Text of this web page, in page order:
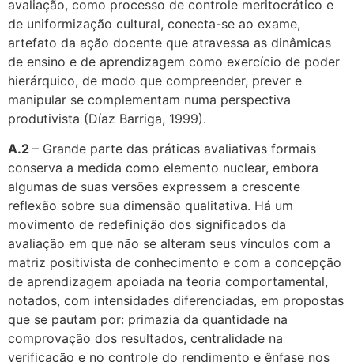
avaliação, como processo de controle meritocrático e
de uniformização cultural, conecta-se ao exame,
artefato da ação docente que atravessa as dinâmicas
de ensino e de aprendizagem como exercício de poder
hierárquico, de modo que compreender, prever e
manipular se complementam numa perspectiva
produtivista (Díaz Barriga, 1999).
A.2 – Grande parte das práticas avaliativas formais
conserva a medida como elemento nuclear, embora
algumas de suas versões expressem a crescente
reflexão sobre sua dimensão qualitativa. Há um
movimento de redefinição dos significados da
avaliação em que não se alteram seus vínculos com a
matriz positivista de conhecimento e com a concepção
de aprendizagem apoiada na teoria comportamental,
notados, com intensidades diferenciadas, em propostas
que se pautam por: primazia da quantidade na
comprovação dos resultados, centralidade na
verificação e no controle do rendimento e ênfase nos